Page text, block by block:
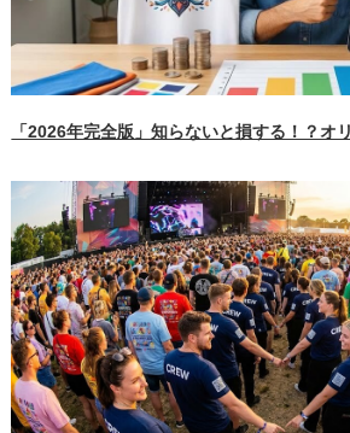
「2026年完全版」知らないと損する！？